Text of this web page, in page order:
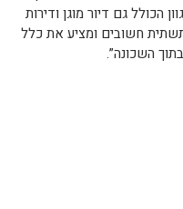
הכולל גם דיור מוגן ודירות
תשתית חשובים ומציע את כלל
השכונה”.